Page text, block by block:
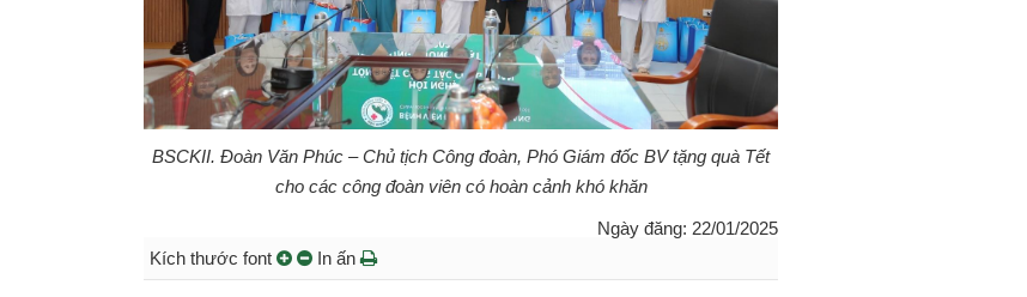
BSCKII. Đoàn Văn Phúc – Chủ tịch Công đoàn, Phó Giám đốc BV tặng quà Tết
cho các công đoàn viên có hoàn cảnh khó khăn
Ngày đăng: 22/01/2025
Kích thước font
In ấn